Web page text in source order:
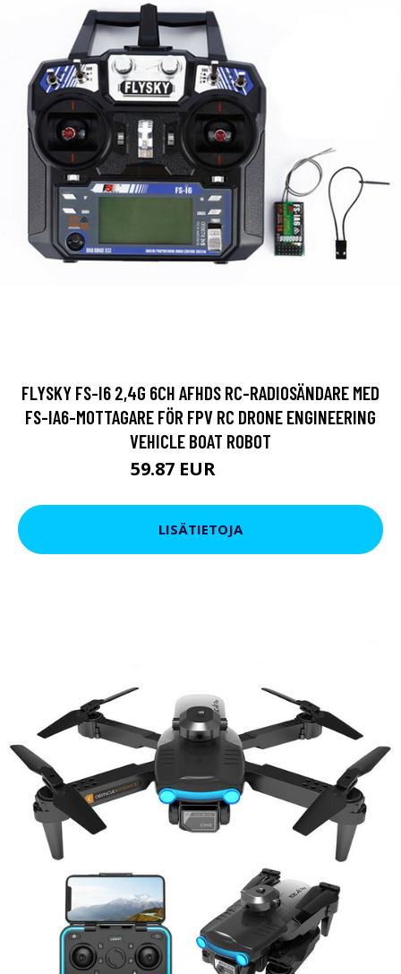
FLYSKY FS-I6 2,4G 6CH AFHDS RC-RADIOSÄNDARE MED
FS-IA6-MOTTAGARE FÖR FPV RC DRONE ENGINEERING
VEHICLE BOAT ROBOT
59.87 EUR
LISÄTIETOJA